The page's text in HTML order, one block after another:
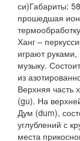
си)Габариты:
прошедшая
Ханг –
играют
музыку.
из
Верхняя часть
(gu). На
Дум (dum),
углублений с
места